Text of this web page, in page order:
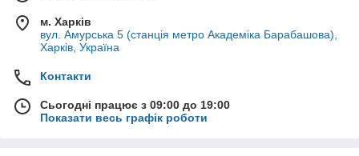
м. Харків
вул. Амурська 5 (станція метро Академіка Барабашова),
Харків, Україна
Контакти
Сьогодні працює з 09:00 до 19:00
Показати весь графік роботи